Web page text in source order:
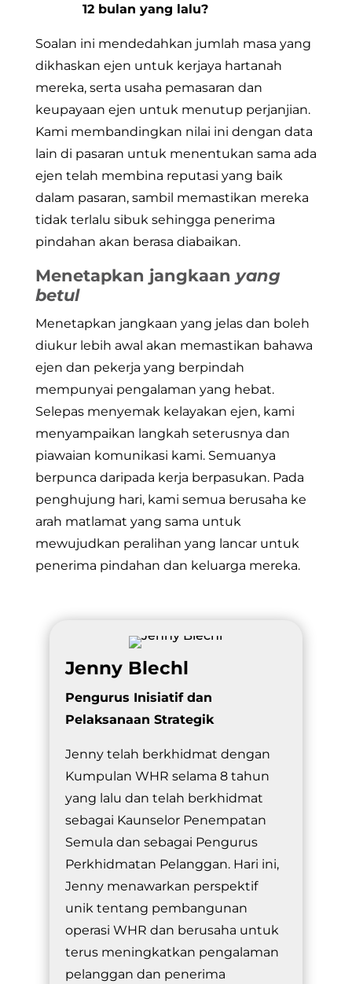
12 bulan yang lalu?
Soalan ini mendedahkan jumlah masa yang
dikhaskan ejen untuk kerjaya hartanah
mereka, serta usaha pemasaran dan
keupayaan ejen untuk menutup perjanjian.
Kami membandingkan nilai ini dengan data
lain di pasaran untuk menentukan sama ada
ejen telah membina reputasi yang baik
dalam pasaran, sambil memastikan mereka
tidak terlalu sibuk sehingga penerima
pindahan akan berasa diabaikan.
Menetapkan jangkaan yang
betul
Menetapkan jangkaan yang jelas dan boleh
diukur lebih awal akan memastikan bahawa
ejen dan pekerja yang berpindah
mempunyai pengalaman yang hebat.
Selepas menyemak kelayakan ejen, kami
menyampaikan langkah seterusnya dan
piawaian komunikasi kami. Semuanya
berpunca daripada kerja berpasukan. Pada
penghujung hari, kami semua berusaha ke
arah matlamat yang sama untuk
mewujudkan peralihan yang lancar untuk
penerima pindahan dan keluarga mereka.
Jenny Blechl
Pengurus Inisiatif dan
Pelaksanaan Strategik
Jenny telah berkhidmat dengan
Kumpulan WHR selama 8 tahun
yang lalu dan telah berkhidmat
sebagai Kaunselor Penempatan
Semula dan sebagai Pengurus
Perkhidmatan Pelanggan. Hari ini,
Jenny menawarkan perspektif
unik tentang pembangunan
operasi WHR dan berusaha untuk
terus meningkatkan pengalaman
pelanggan dan penerima